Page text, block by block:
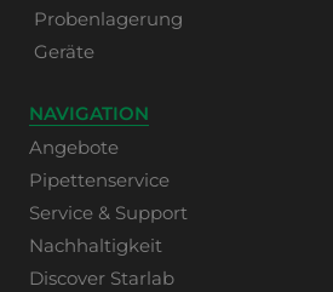
Probenlagerung
Geräte
NAVIGATION
Angebote
Pipettenservice
Service & Support
Nachhaltigkeit
Discover Starlab